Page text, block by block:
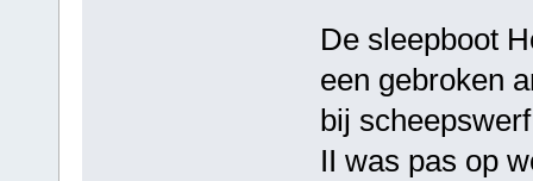
De sleepboot
een gebroken
bij
II was pas op